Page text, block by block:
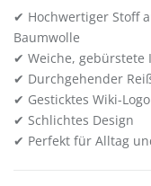
✔ Hochwertiger Stoff
Baumwolle
✔ Weiche, gebürstete
✔ Durchgehender
✔ Gesticktes Wiki-
✔ Schlichtes Design
✔ Perfekt für Alltag